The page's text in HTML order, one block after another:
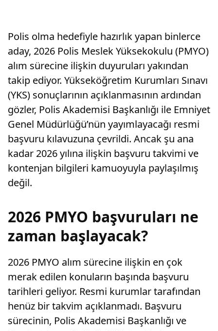
Polis olma hedefiyle hazırlık yapan binlerce
aday, 2026 Polis Meslek Yüksekokulu (PMYO)
alım sürecine ilişkin duyuruları yakından
takip ediyor. Yükseköğretim Kurumları Sınavı
(YKS) sonuçlarının açıklanmasının ardından
gözler, Polis Akademisi Başkanlığı ile Emniyet
Genel Müdürlüğü’nün yayımlayacağı resmi
başvuru kılavuzuna çevrildi. Ancak şu ana
kadar 2026 yılına ilişkin başvuru takvimi ve
kontenjan bilgileri kamuoyuyla paylaşılmış
değil.
2026 PMYO başvuruları ne
zaman başlayacak?
2026 PMYO alım sürecine ilişkin en çok
merak edilen konuların başında başvuru
tarihleri geliyor. Resmi kurumlar tarafından
henüz bir takvim açıklanmadı. Başvuru
sürecinin, Polis Akademisi Başkanlığı ve